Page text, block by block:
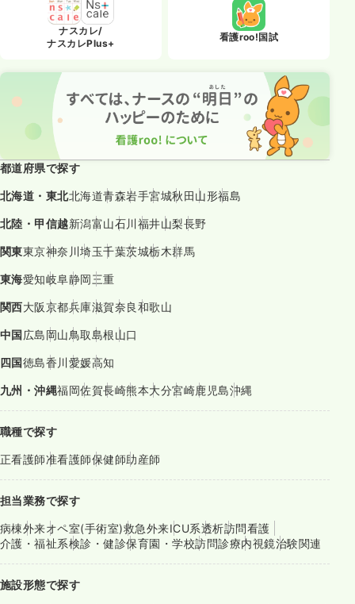
ナスカレ/
ナスカレPlus+
看護roo!国試
都道府県で探す
北海道・東北北海道青森岩手宮城秋田山形福島
北陸・甲信越新潟富山石川福井山梨長野
関東東京神奈川埼玉千葉茨城栃木群馬
東海愛知岐阜静岡三重
関西大阪京都兵庫滋賀奈良和歌山
中国広島岡山鳥取島根山口
四国徳島香川愛媛高知
九州・沖縄福岡佐賀長崎熊本大分宮崎鹿児島沖縄
職種で探す
正看護師准看護師保健師助産師
担当業務で探す
病棟外来オペ室(手術室)救急外来ICU系透析訪問看護
介護・福祉系検診・健診保育園・学校訪問診療内視鏡治験関連
施設形態で探す